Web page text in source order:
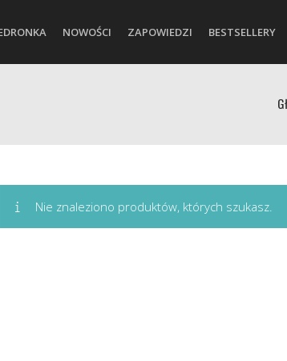
NOWOŚCI ZAPOWIEDZI BESTSELLERY
Nie znaleziono produktów, których szukasz.